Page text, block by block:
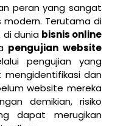
peran yang sangat
modern. Terutama di
di dunia bisnis online
pengujian website
pengujian yang
dan
website mereka
demikian, risiko
dapat merugikan